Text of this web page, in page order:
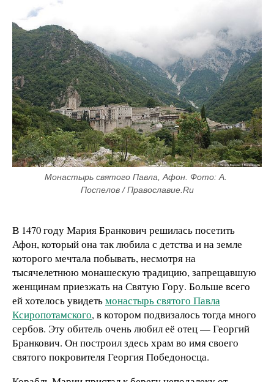
Монастырь святого Павла, Афон. Фото: А.
Поспелов / Православие.Ru
В 1470 году Мария Бранкович решилась посетить
Афон, который она так любила с детства и на земле
которого мечтала побывать, несмотря на
тысячелетнюю монашескую традицию, запрещавшую
женщинам приезжать на Святую Гору. Больше всего
ей хотелось увидетьмонастырь святого Павла
Ксиропотамского, в котором подвизалось тогда много
сербов. Эту обитель очень любил её отец — Георгий
Бранкович. Он построил здесь храм во имя своего
святого покровителя Георгия Победоносца.